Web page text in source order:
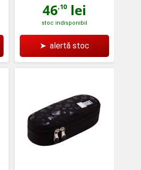
46,10lei
stoc indisponibil
➤ alertă stoc